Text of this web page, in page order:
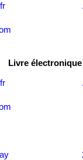
Livre électronique